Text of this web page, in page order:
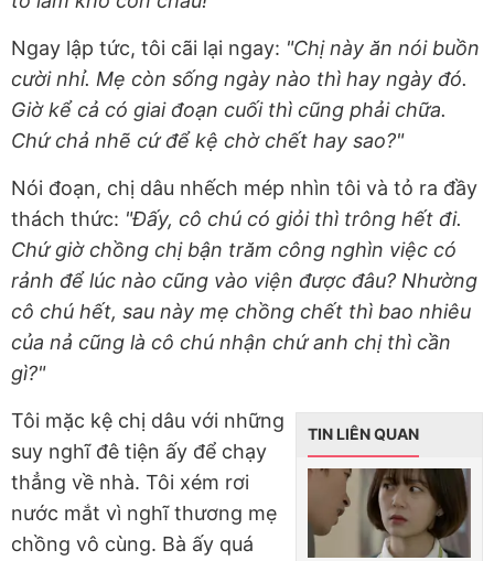
Ngay lập tức, tôi cãi lại ngay: "Chị này ăn nói buồn
cười nhỉ. Mẹ còn sống ngày nào thì hay ngày đó.
Giờ kể cả có giai đoạn cuối thì cũng phải chữa.
Chứ chả nhẽ cứ để kệ chờ chết hay sao?"
Nói đoạn, chị dâu nhếch mép nhìn tôi và tỏ ra đầy
thách thức: "Đấy, cô chú có giỏi thì trông hết đi.
Chứ giờ chồng chị bận trăm công nghìn việc có
rảnh để lúc nào cũng vào viện được đâu? Nhường
cô chú hết, sau này mẹ chồng chết thì bao nhiêu
của nả cũng là cô chú nhận chứ anh chị thì cần
gì?"
TIN LIÊN QUAN
Tôi mặc kệ chị dâu với những
suy nghĩ đê tiện ấy để chạy
thẳng về nhà. Tôi xém rơi
nước mắt vì nghĩ thương mẹ
chồng vô cùng. Bà ấy quá